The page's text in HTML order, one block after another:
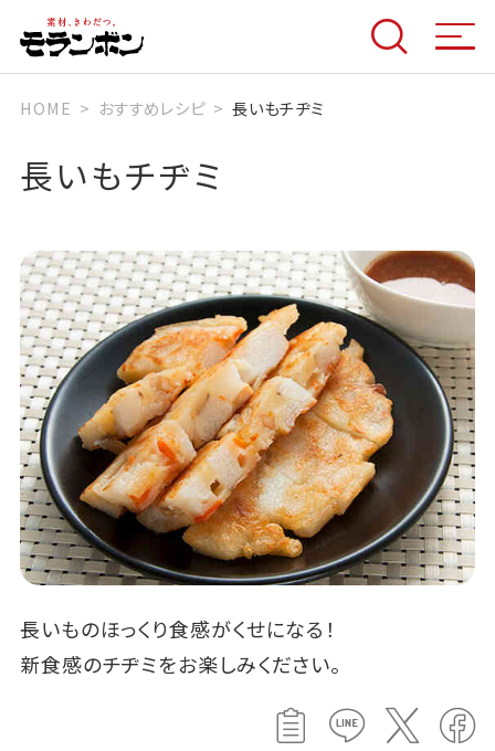
HOME おすすめレシピ 長いもチヂミ
長いもチヂミ
長いものほっくり食感がくせになる！
新食感のチヂミをお楽しみください。